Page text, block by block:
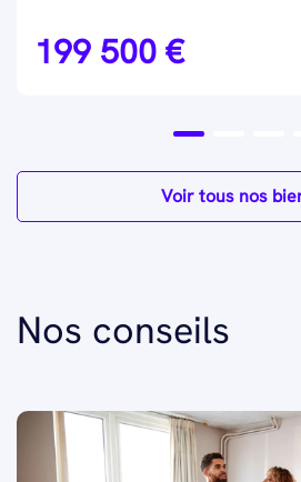
199 500 €
Voir tous nos
Nos conseils